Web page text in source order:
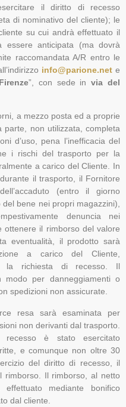
il diritto di recesso
di nominativo del cliente); le
su cui andrà effettuato il
essere anticipata (ma dovrà
raccomandata A/R entro le
info@parione.net e
”, con sede invia del
a mezzo posta ed a proprie
non utilizzata, completa
d’uso, pena l’inefficacia del
i rischi del trasporto per la
a carico del Cliente. In
il trasporto, il Fornitore
(entro il giorno
bene nei propri magazzini),
denuncia nei
il rimborso del valore
eventualità, il prodotto sarà
a carico del Cliente,
la richiesta di recesso. Il
per danneggiamenti o
spedizioni non assicurate.
resa sarà esaminata per
non derivanti dal trasporto.
è stato esercitato
e comunque non oltre 30
del diritto di recesso, il
rimborso. Il rimborso, al netto
mediante bonifico
dal cliente.